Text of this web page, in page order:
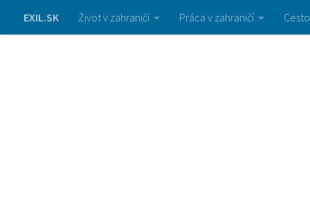
EXIL.SK Život v zahraničí Práca v zahraničí